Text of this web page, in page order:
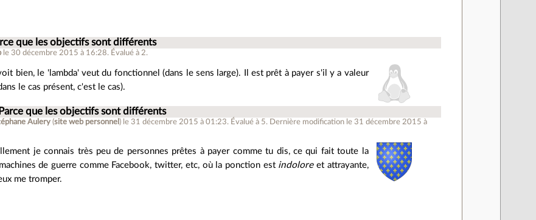
que les objectifs sont différents
le 30 décembre 2015 à 16:28. Évalué à 2.
bien, le 'lambda' veut du fonctionnel (dans le sens large). Il est prêt à payer s'il y a valeur
le cas présent, c'est le cas).
que les objectifs sont différents
Aulery (site web personnel ) le 31 décembre 2015 à 01:23. Évalué à 5. Dernière modification le 31 décembre 2015 à
je connais très peu de personnes prêtes à payer comme tu dis, ce qui fait toute la
de guerre comme Facebook, twitter, etc, où la ponction est indoloreet attrayante,
me tromper.